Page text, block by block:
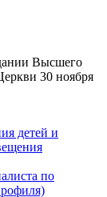
Высшего
30 ноября
детей и
по